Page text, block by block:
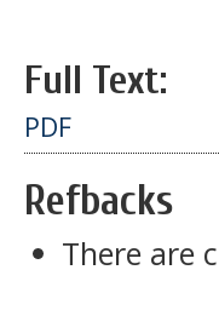
Full Text:
PDF
Refbacks
There are